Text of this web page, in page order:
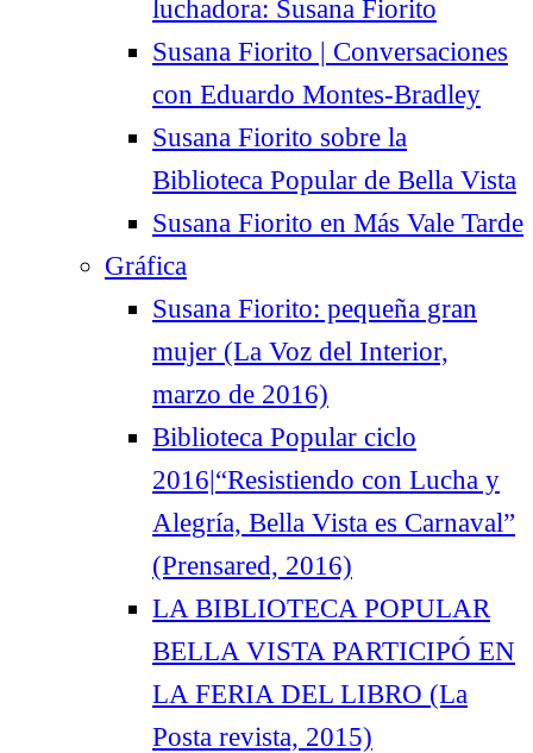
luchadora: Susana Fiorito
Susana Fiorito | Conversaciones
con Eduardo Montes-Bradley
Susana Fiorito sobre la
Biblioteca Popular de Bella Vista
Susana Fiorito en Más Vale Tarde
Gráfica
Susana Fiorito: pequeña gran
mujer (La Voz del Interior,
marzo de 2016)
Biblioteca Popular ciclo
2016|“Resistiendo con Lucha y
Alegría, Bella Vista es Carnaval”
(Prensared, 2016)
LA BIBLIOTECA POPULAR
BELLA VISTA PARTICIPÓ EN
LA FERIA DEL LIBRO (La
Posta revista, 2015)